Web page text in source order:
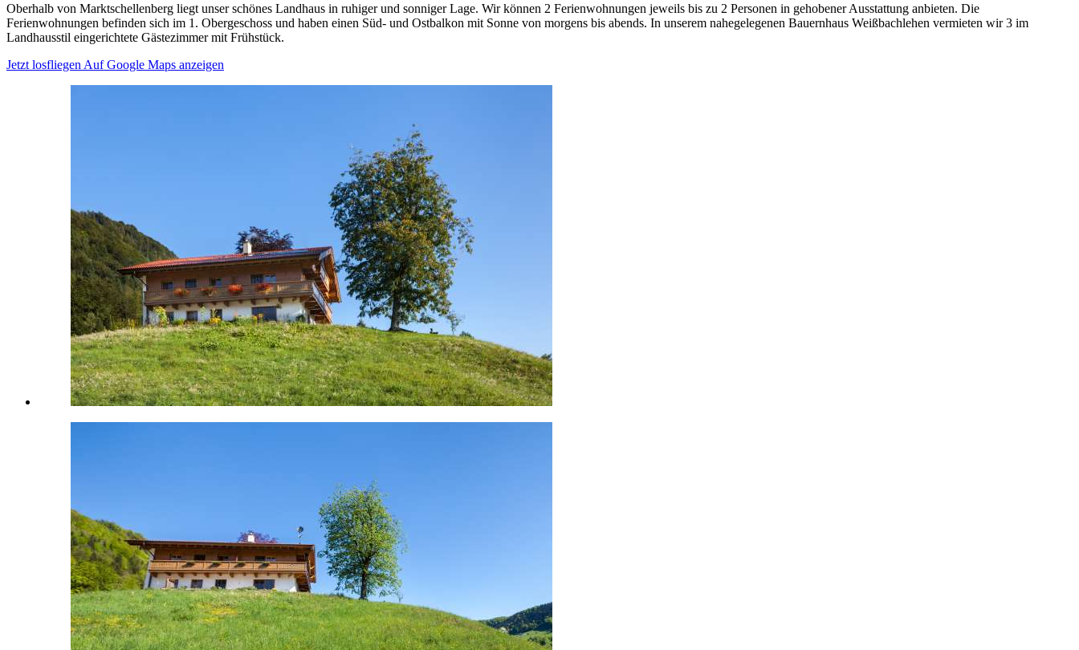
Oberhalb von Marktschellenberg liegt unser schönes Landhaus in ruhiger und sonniger Lage. Wir können 2 Ferienwohnungen jeweils bis zu 2 Personen in gehobener Ausstattung anbieten. Die
Ferienwohnungen befinden sich im 1. Obergeschoss und haben einen Süd- und Ostbalkon mit Sonne von morgens bis abends. In unserem nahegelegenen Bauernhaus Weißbachlehen vermieten wir 3 im
Landhausstil eingerichtete Gästezimmer mit Frühstück.
Jetzt losfliegen Auf Google Maps anzeigen